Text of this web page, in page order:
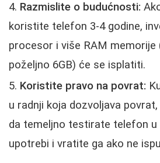
Razmislite o budućnosti:
koristite telefon 3-4 godine,
procesor i više RAM memorije
poželjno 6GB) će se isplatiti.
Koristite pravo na povrat:
u radnji koja dozvoljava
da temeljno testirate telefon u
upotrebi i vratite ga ako ne